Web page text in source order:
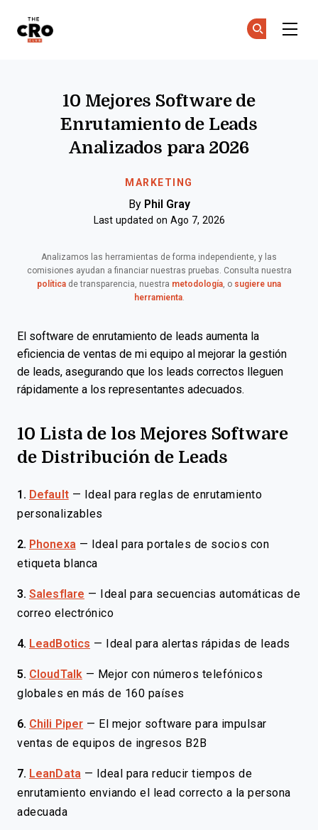
MARKETING
10 Mejores Software de
Enrutamiento de Leads
Analizados para 2026
By Phil Gray
Last updated on Ago 7, 2026
Analizamos las herramientas de forma independiente, y las
comisiones ayudan a financiar nuestras pruebas. Consulta nuestra
política de transparencia, nuestra metodología, o sugiere una
herramienta.
El software de enrutamiento de leads aumenta la
eficiencia de ventas de mi equipo al mejorar la gestión
de leads, asegurando que los leads correctos lleguen
rápidamente a los representantes adecuados.
10 Lista de los Mejores Software
de Distribución de Leads
1. Default —
Ideal para reglas de enrutamiento
personalizables
2. Phonexa —
Ideal para portales de socios con
etiqueta blanca
3. Salesflare —
Ideal para secuencias automáticas de
correo electrónico
4. LeadBotics — Ideal para alertas rápidas de leads
5. CloudTalk — Mejor con números telefónicos
globales en más de 160 países
6. Chili Piper — El mejor software para impulsar
ventas de equipos de ingresos B2B
7. LeanData —
Ideal para reducir tiempos de
enrutamiento enviando el lead correcto a la persona
adecuada